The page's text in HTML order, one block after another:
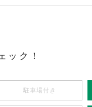
ック！
駐車場付き